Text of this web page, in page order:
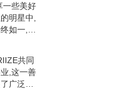
一些美好
明星中,
如一,那
的内容,
共同
,这一善
广泛关